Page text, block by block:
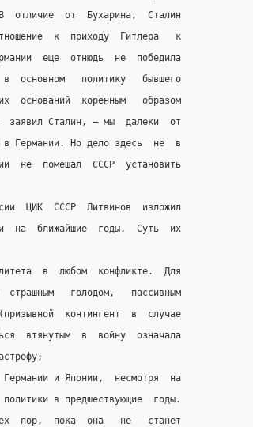
отличие  от  Бухарина,  Сталин
к  приходу  Гитлера   к
еще  отнюдь  не  победила
в  основном   политику   бывшего
оснований  коренным   образом
заявил Сталин, – мы  далеки  от
в Германии. Но дело здесь  не  в
не  помешал  СССР  установить
ЦИК  СССР  Литвинов  изложил
на  ближайшие  годы.  Суть  их
в  любом  конфликте.  Для
страшным   голодом,   пассивным
контингент  в  случае
втянутым  в  войну  означала
и Японии,  несмотря  на
в предшествующие  годы.
пор,  пока  она   не   станет